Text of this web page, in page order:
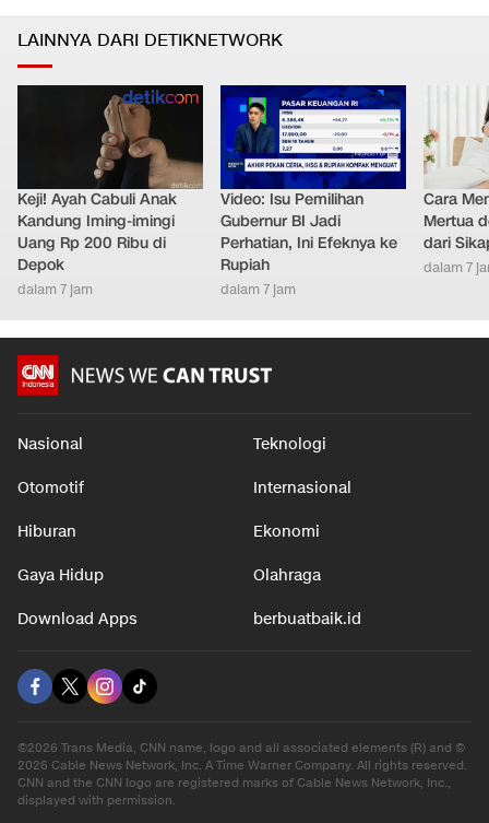
LAINNYA DARI DETIKNETWORK
Keji! Ayah Cabuli Anak
Kandung Iming-imingi
Uang Rp 200 Ribu di
Depok
dalam 7 jam
Video: Isu Pemilihan
Gubernur BI Jadi
Perhatian, Ini Efeknya ke
Rupiah
dalam 7 jam
Cara
Mertua
dari
dalam 7
Nasional Teknologi
Otomotif Internasional
Hiburan Ekonomi
Gaya Hidup Olahraga
Download Apps berbuatbaik.id
©2026 Trans Media, CNN name, logo and all associated elements (R) and ©
2026 Cable News Network, Inc. A Time Warner Company. All rights reserved.
CNN and the CNN logo are registered marks of Cable News Network, Inc.,
displayed with permission.